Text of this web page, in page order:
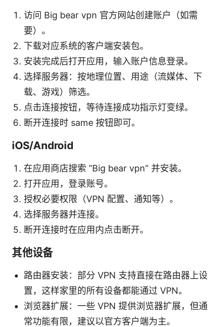
访问 Big bear vpn 官方网站创建账户（如需
要）。
下载对应系统的客户端安装包。
安装完成后打开应用，输入账户信息登录。
选择服务器：按地理位置、用途（流媒体、下
载、游戏）筛选。
点击连接按钮，等待连接成功指示灯变绿。
断开连接时 same 按钮即可。
iOS/Android
在应用商店搜索 “Big bear vpn” 并安装。
打开应用，登录账号。
授权必要权限（VPN 配置、通知等）。
选择服务器并连接。
断开连接时在应用内点击断开。
其他设备
路由器安装：部分 VPN 支持直接在路由器上设
置，这样家里的所有设备都能通过 VPN。
浏览器扩展：一些 VPN 提供浏览器扩展，但通
常功能有限，建议以官方客户端为主。